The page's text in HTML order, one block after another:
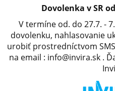
Dovolenka v SR
V termíne od. do 27.7. -
dovolenku, nahlasovanie
urobiť prostredníctvom
na email : info@invira.sk .